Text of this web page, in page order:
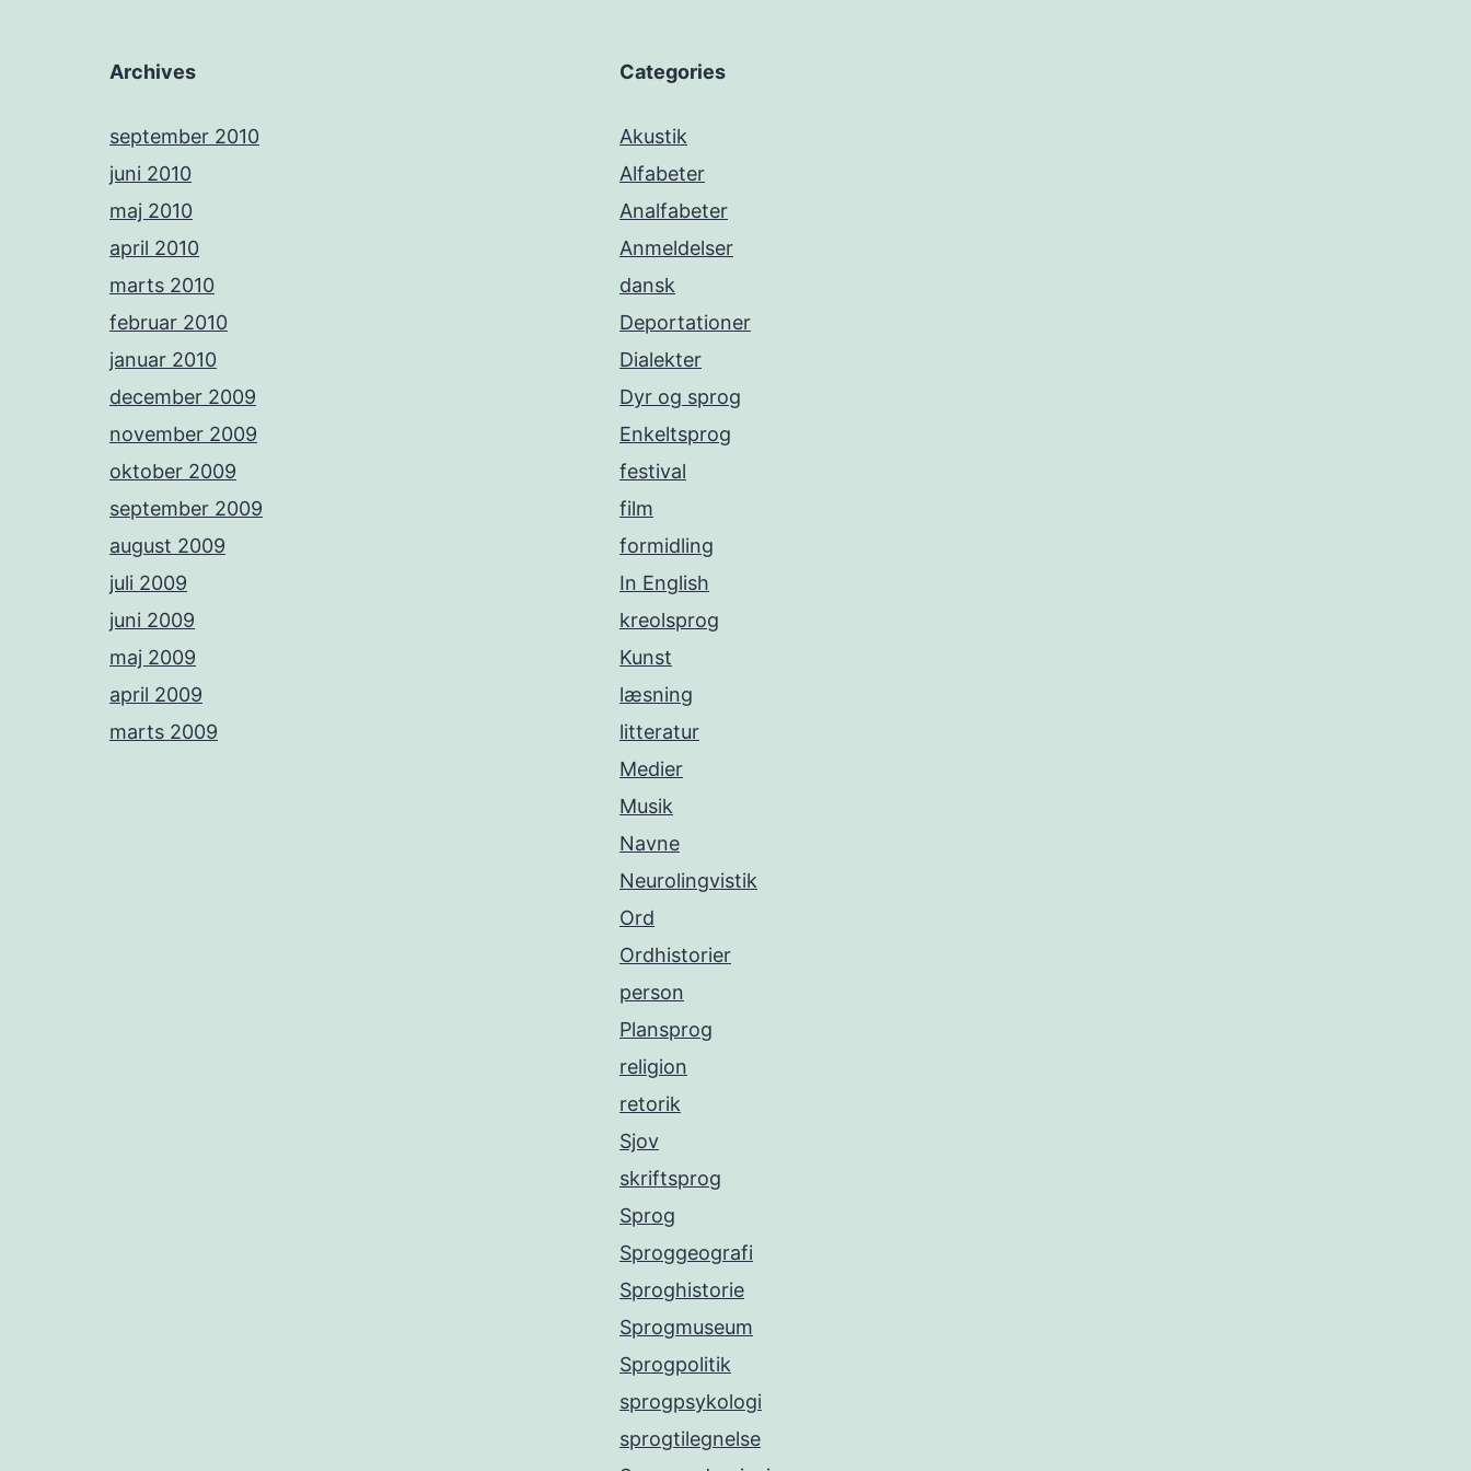
Archives
september 2010
juni 2010
maj 2010
april 2010
marts 2010
februar 2010
januar 2010
december 2009
november 2009
oktober 2009
september 2009
august 2009
juli 2009
juni 2009
maj 2009
april 2009
marts 2009
Categories
Akustik
Alfabeter
Analfabeter
Anmeldelser
dansk
Deportationer
Dialekter
Dyr og sprog
Enkeltsprog
festival
film
formidling
In English
kreolsprog
Kunst
læsning
litteratur
Medier
Musik
Navne
Neurolingvistik
Ord
Ordhistorier
person
Plansprog
religion
retorik
Sjov
skriftsprog
Sprog
Sproggeografi
Sproghistorie
Sprogmuseum
Sprogpolitik
sprogpsykologi
sprogtilegnelse